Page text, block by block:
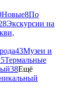
Новые8По
Экскурсии на
43Музеи и
Термальные
38Ещё